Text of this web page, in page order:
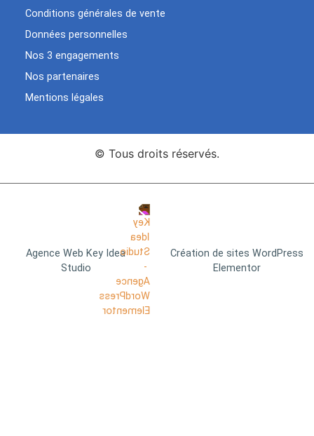
Conditions générales de vente
Données personnelles
Nos 3 engagements
Nos partenaires
Mentions légales
© Tous droits réservés.
Agence Web Key Idea
Studio
Création de sites WordPress
Elementor